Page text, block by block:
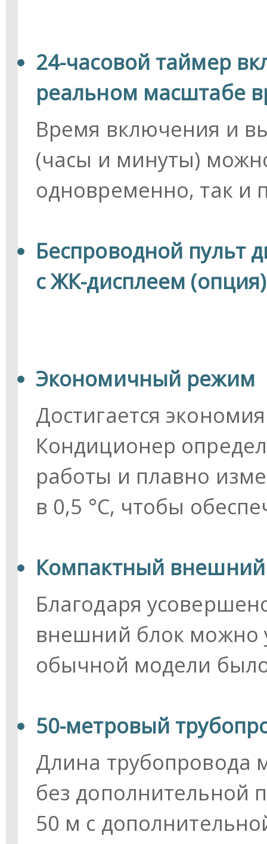
24-часовой таймер
реальном масштабе
Время включения и
(часы и минуты)
одновременно, так и
Беспроводной пульт
с ЖК-дисплеем (опция)
Экономичный режим
Достигается
Кондиционер
работы и плавно
в 0,5 °C, чтобы
Компактный
Благодаря
внешний блок можно
обычной модели
50-метровый
Длина трубопровода
без дополнительной
50 м с